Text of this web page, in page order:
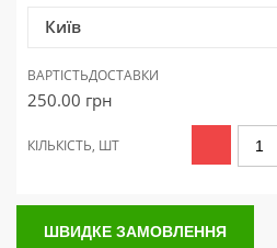
Київ
ВАРТІСТЬДОСТАВКИ
250.00 грн
КІЛЬКІСТЬ, ШТ
ШВИДКЕ ЗАМОВЛЕННЯ